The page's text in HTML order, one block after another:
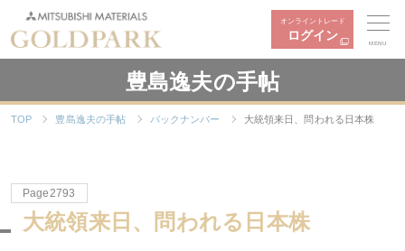
オンライントレード
ログイン
MENU
豊島逸夫の手帖
TOP 豊島逸夫の手帖 バックナンバー 大統領来日、問われる日本株
Page2793
大統領来日、問われる日本株